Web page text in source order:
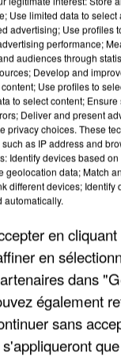
CANICULES,
Use limited data to select
advertising; Use profiles
performance;
audiences through
Develop and
Use profiles to
to select content;
Deliver and present
privacy choices. These
as IP address and
Identify devices based
geolocation data; Match
different devices; Identify
automatically.
en
en
dans
également
sans